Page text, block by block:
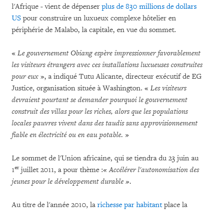
l'Afrique - vient de dépenser plus de 830 millions de dollars
US pour construire un luxueux complexe hôtelier en
périphérie de Malabo, la capitale, en vue du sommet.
« Le gouvernement Obiang espère impressionner favorablement
les visiteurs étrangers avec ces installations luxueuses construites
pour eux », a indiqué Tutu Alicante, directeur exécutif de EG
Justice, organisation située à Washington. « Les visiteurs
devraient pourtant se demander pourquoi le gouvernement
construit des villas pour les riches, alors que les populations
locales pauvres vivent dans des taudis sans approvisionnement
fiable en électricité ou en eau potable. »
Le sommet de l'Union africaine, qui se tiendra du 23 juin au
1erjuillet 2011, a pour thème :« Accélérer l'autonomisation des
jeunes pour le développement durable ».
Au titre de l'année 2010, la richesse par habitantplace la